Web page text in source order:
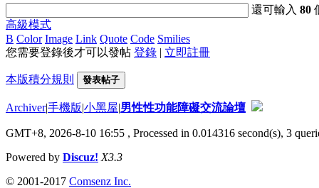
還可輸入80
高級模式
B Color Image Link Quote Code Smilies
您需要登錄後才可以發帖 登錄 | 立即註冊
本版積分規則 發表帖子
Archiver|手機版|小黑屋|男性性功能障礙交流論壇
GMT+8, 2026-8-10 16:55 , Processed in 0.014316 second(s), 3
Powered by Discuz! X3.3
© 2001-2017 Comsenz Inc.